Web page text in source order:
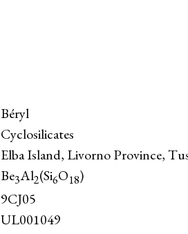
Béryl
Cyclosilicates
Elba Island, Livorno Province,
Be3Al2(Si6O18)
9CJ05
UL001049